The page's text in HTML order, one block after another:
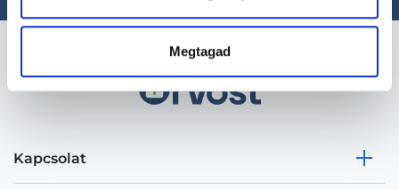
Megtagad
Kapcsolat